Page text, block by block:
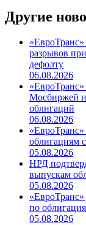
Другие
«ЕвроТранс»
разрывов
дефолту
06.08.2026
Мосбиржей
облигаций
06.08.2026
облигациям
05.08.2026
НРД
выпускам
05.08.2026
по
05.08.2026